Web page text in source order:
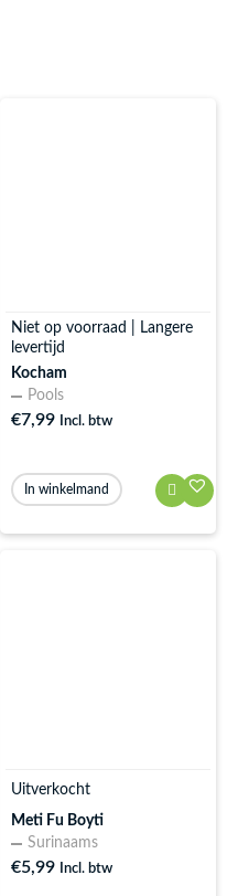
Niet op voorraad | Langere
levertijd
Kocham
Pools
€7,99 Incl. btw
In winkelmand
Uitverkocht
Meti Fu Boyti
Surinaams
€5,99 Incl. btw